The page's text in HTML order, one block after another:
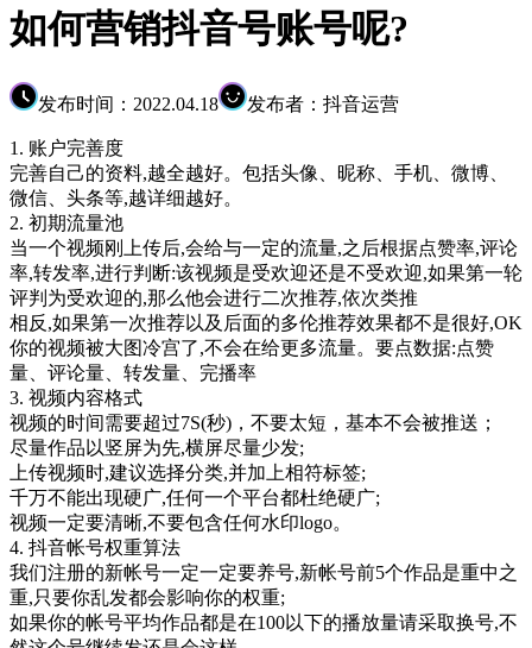
如何营销抖音号账号呢?
发布时间：2022.04.18 发布者：抖音运营
1. 账户完善度
完善自己的资料,越全越好。包括头像、昵称、手机、微博、
微信、头条等,越详细越好。
2. 初期流量池
当一个视频刚上传后,会给与一定的流量,之后根据点赞率,评论
率,转发率,进行判断:该视频是受欢迎还是不受欢迎,如果第一轮
评判为受欢迎的,那么他会进行二次推荐,依次类推
相反,如果第一次推荐以及后面的多伦推荐效果都不是很好,OK
你的视频被大图冷宫了,不会在给更多流量。要点数据:点赞
量、评论量、转发量、完播率
3. 视频内容格式
视频的时间需要超过7S(秒)，不要太短，基本不会被推送；
尽量作品以竖屏为先,横屏尽量少发;
上传视频时,建议选择分类,并加上相符标签;
千万不能出现硬广,任何一个平台都杜绝硬广;
视频一定要清晰,不要包含任何水印logo。
4. 抖音帐号权重算法
我们注册的新帐号一定一定要养号,新帐号前5个作品是重中之
重,只要你乱发都会影响你的权重;
如果你的帐号平均作品都是在100以下的播放量请采取换号,不